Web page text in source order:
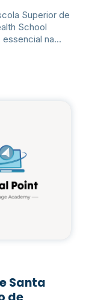
Superior de
School
na
os dados
mais
Santa